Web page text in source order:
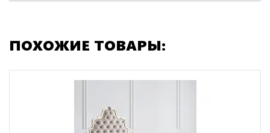
ПОХОЖИЕ ТОВАРЫ: